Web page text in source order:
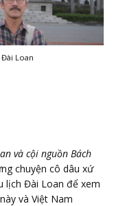
Loan
và cội nguồn Bách
chuyện cô dâu xứ
lịch Đài Loan để xem
và Việt Nam